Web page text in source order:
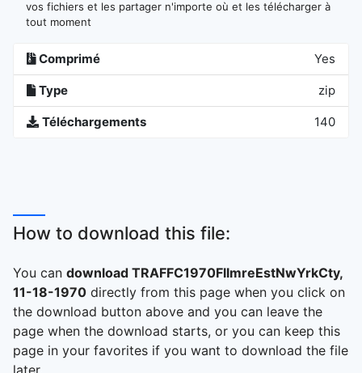
vos fichiers et les partager n'importe où et les télécharger à
tout moment
Comprimé Yes
Type zip
Téléchargements 140
How to download this file:
You can download TRAFFC1970FllmreEstNwYrkCty,
11-18-1970 directly from this page when you click on
the download button above and you can leave the
page when the download starts, or you can keep this
page in your favorites if you want to download the file
later.